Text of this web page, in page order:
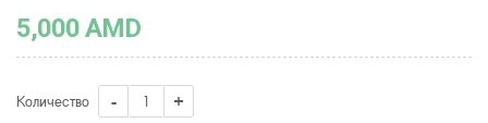
5,000AMD
Количество
Количество